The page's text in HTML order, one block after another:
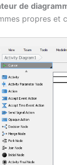
de
propres et